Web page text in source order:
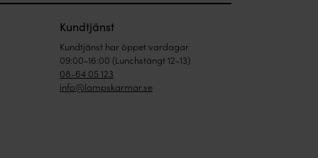
Kundtjänst
Kundtjänst har öppet vardagar
09:00-16:00 (Lunchstängt 12-13)
08-64 05 123
info@lampskarmar.se